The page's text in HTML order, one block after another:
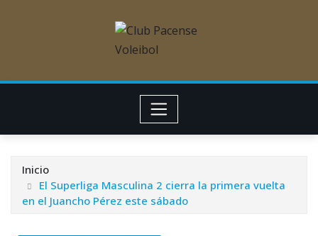
Inicio
El Superliga Masculina 2 cierra la primera vuelta
en el Juancho Pérez este sábado